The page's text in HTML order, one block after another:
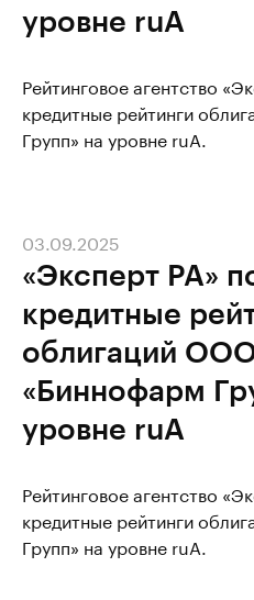
уровне ruA
Рейтинговое агентство
кредитные рейтинги
Групп» на уровне ruA.
«Эксперт РА»
кредитные
облигаций
«Биннофарм
уровне ruA
03.09.2025
Рейтинговое агентство
кредитные рейтинги
Групп» на уровне ruA.